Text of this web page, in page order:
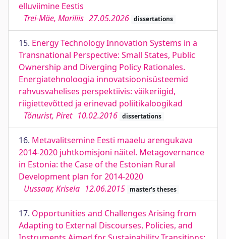
elluviimine Eestis
Trei-Mäe, Mariliis 27.05.2026 dissertations
15. Energy Technology Innovation Systems in a
Transnational Perspective: Small States, Public
Ownership and Diverging Policy Rationales.
Energiatehnoloogia innovatsioonisüsteemid
rahvusvahelises perspektiivis: väikeriigid,
riigiettevõtted ja erinevad poliitikaloogikad
Tõnurist, Piret 10.02.2016 dissertations
16. Metavalitsemine Eesti maaelu arengukava
2014-2020 juhtkomisjoni näitel. Metagovernance
in Estonia: the Case of the Estonian Rural
Development plan for 2014-2020
Uussaar, Krisela 12.06.2015 master's theses
17. Opportunities and Challenges Arising from
Adapting to External Discourses, Policies, and